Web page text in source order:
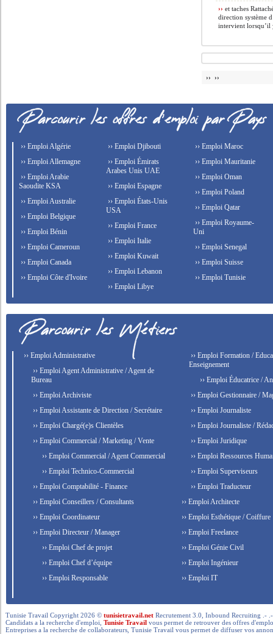
›› et taches
direction système
intervient lorsqu’il
›› ››
›› Emploi Algérie
›› Emploi Allemagne
›› Emploi Arabie
Saoudite KSA
›› Emploi Australie
›› Emploi Belgique
›› Emploi Bénin
›› Emploi Cameroun
›› Emploi Canada
›› Emploi Côte d'Ivoire
›› Emploi Djibouti
›› Emploi Émirats
Arabes Unis UAE
›› Emploi Espagne
›› Emploi États-Unis
USA
›› Emploi France
›› Emploi Italie
›› Emploi Kuwait
›› Emploi Lebanon
›› Emploi Libye
›› Emploi Maroc
›› Emploi Mauritanie
›› Emploi Oman
›› Emploi Poland
›› Emploi Qatar
›› Emploi Royaume-
Uni
›› Emploi Senegal
›› Emploi Suisse
›› Emploi Tunisie
›› Emploi Administrative
›› Emploi Agent Administrative / Agent de
Bureau
›› Emploi Archiviste
›› Emploi Assistante de Direction / Secrétaire
›› Emploi Chargé(e)s Clientèles
›› Emploi Commercial / Marketing / Vente
›› Emploi Commercial / Agent Commercial
›› Emploi Technico-Commercial
›› Emploi Comptabilité - Finance
›› Emploi Conseillers / Consultants
›› Emploi Coordinateur
›› Emploi Directeur / Manager
›› Emploi Chef de projet
›› Emploi Chef d’équipe
›› Emploi Responsable
›› Emploi Formation /
Enseignement
›› Emploi Éducatrice /
›› Emploi Gestionnaire /
›› Emploi Journaliste
›› Emploi Journaliste /
›› Emploi Juridique
›› Emploi Ressources
›› Emploi Superviseurs
›› Emploi Traducteur
›› Emploi Architecte
›› Emploi Esthétique / Coiffure
›› Emploi Freelance
›› Emploi Génie Civil
›› Emploi Ingénieur
›› Emploi IT
Tunisie Travail Copyright 2026 ©tunisietravail.net Recrutement 3.0, Inbound Recruiting .-
Candidats a la recherche d'emploi,Tunisie Travail vous permet de retrouver des offres
Entreprises a la recherche de collaborateurs, Tunisie Travail vous permet de diffuser vos